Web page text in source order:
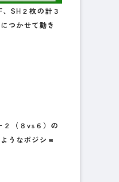
SH２枚の計３
つかせて動き
２（８vs６）の
うなポジショ